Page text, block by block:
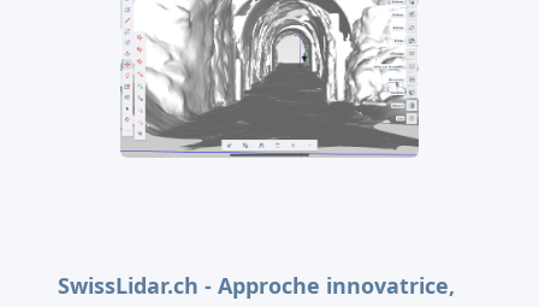
SwissLidar.ch - Approche innovatrice,